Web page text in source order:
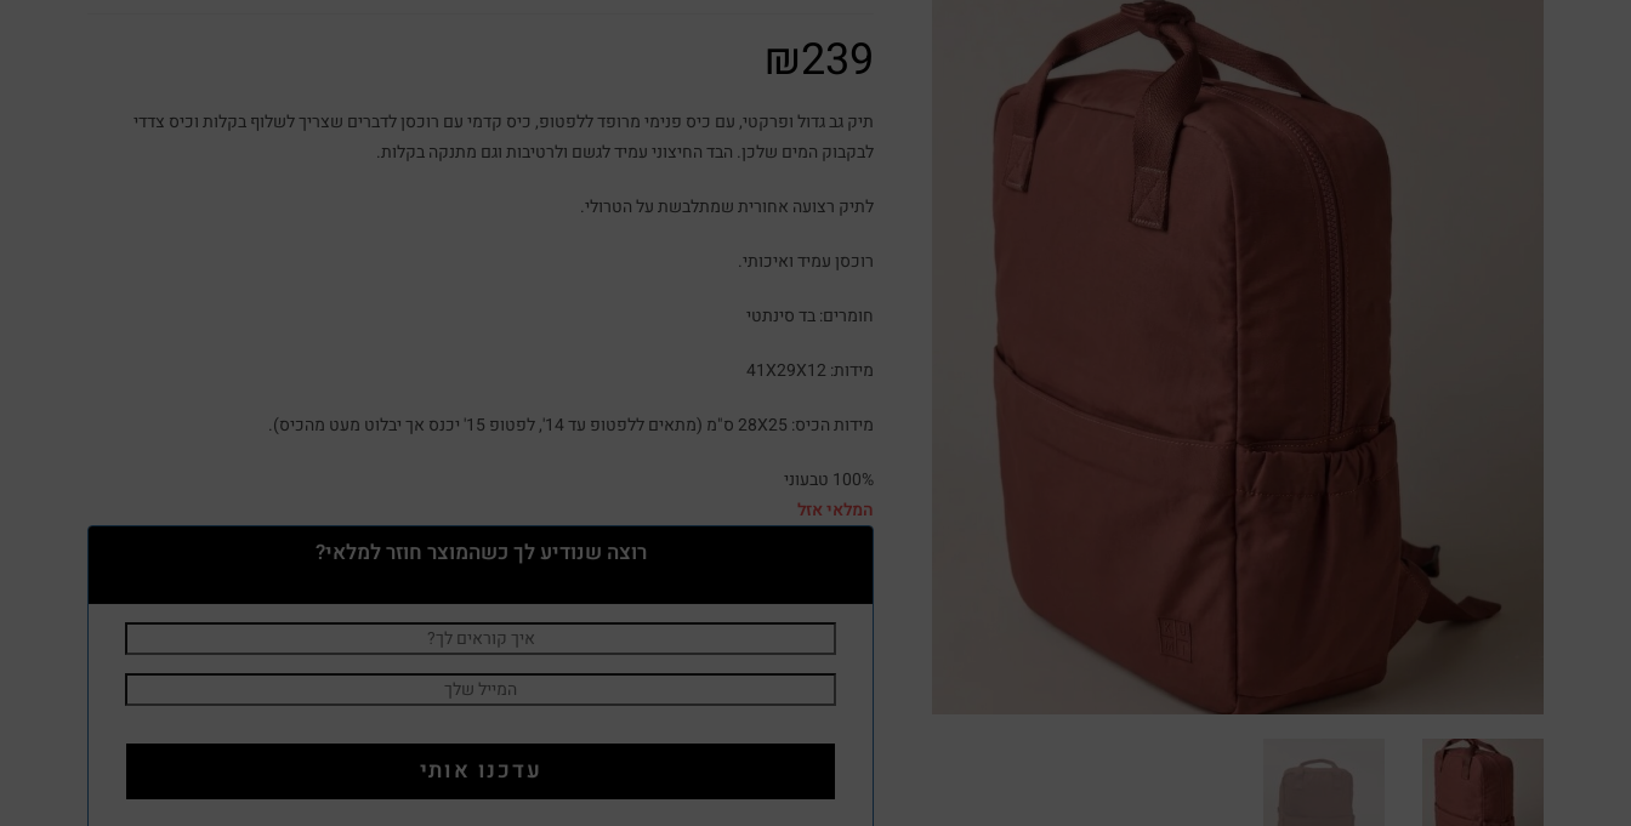
₪239
תיק גב גדול ופרקטי, עם כיס פנימי מרופד ללפטופ, כיס קדמי עם רוכסן לדברים שצריך לשלוף בקלות וכיס צדדי
לבקבוק המים שלכן. הבד החיצוני עמיד לגשם ולרטיבות וגם מתנקה בקלות.
לתיק רצועה אחורית שמתלבשת על הטרולי.
רוכסן עמיד ואיכותי.
חומרים: בד סינתטי
מידות: 41X29X12
מידות הכיס: 28X25 ס"מ (מתאים ללפטופ עד 14', לפטופ 15' יכנס אך יבלוט מעט מהכיס).
100% טבעוני
המלאי אזל
רוצה שנודיע לך כשהמוצר חוזר למלאי?